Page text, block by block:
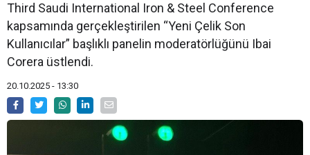
Third Saudi International Iron & Steel Conference
kapsamında gerçekleştirilen “Yeni Çelik Son
Kullanıcılar” başlıklı panelin moderatörlüğünü Ibai
Corera üstlendi.
20.10.2025 - 13:30